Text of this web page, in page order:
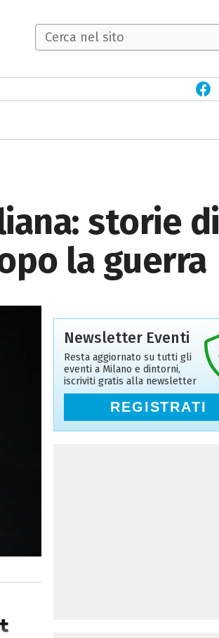
storie di
la guerra
Newsletter Eventi
Resta aggiornato su tutti gli
eventi a Milano e dintorni,
iscriviti gratis alla newsletter
REGISTRATI